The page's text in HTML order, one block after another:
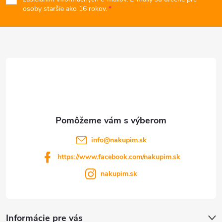
ä
osoby staršie ako 16 rokov.
Informácie pre vás
info@nakupim.sk
https://www.facebook.com/nakupim.sk
nakupim.sk